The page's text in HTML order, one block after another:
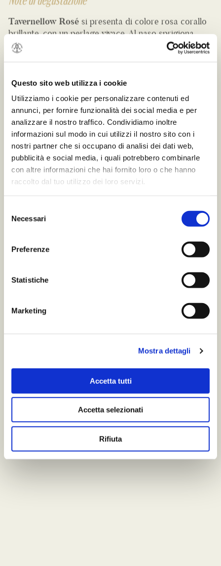
Questo sito web utilizza i cookie
Utilizziamo i cookie per personalizzare contenuti ed
annunci, per fornire funzionalità dei social media e per
analizzare il nostro traffico. Condividiamo inoltre
informazioni sul modo in cui utilizzi il nostro sito con i
nostri partner che si occupano di analisi dei dati web,
pubblicità e social media, i quali potrebbero combinarle
con altre informazioni che hai fornito loro o che hanno
raccolto dal tuo utilizzo dei loro servizi.
delNecessari
Preferenze
Statistiche
Marketing
Mostra dettagli
Accetta tutti
Accetta selezionati
Rifiuta
Tavernellow Rosési presenta di colore rosa corallo
brillante, con un perlage vivace. Al naso sprigiona
profumi di fragoline di bosco, ciliegia e fiori delicati. Al
palato il sorso è fresco e croccante, perfettamente
equilibrato tra una dolcezza discreta e una spiccata
acidità.
Occasione di consumo
Tavernellow Rosé è perfetto per l’aperitivo, ideale da
sorseggiare in compagnia. Si abbina bene a finger
food, snack e piatti leggeri da condividere.
Bottiglia 750ml (3% VOL.)